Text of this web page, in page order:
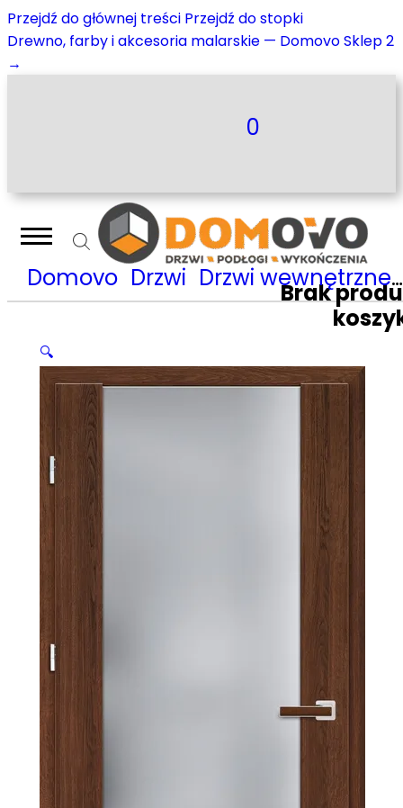
Przejdź do głównej treści Przejdź do stopki
Drewno, farby i akcesoria malarskie — Domovo Sklep 2
→
0
Brak
Domovo Drzwi Drzwi wewnętrzne
🔍